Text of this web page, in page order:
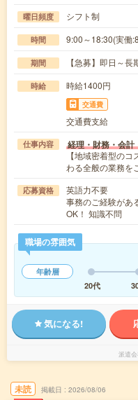
曜日頻度 シフト制
時間 9:00～18:30(実働
期間 【急募】即日～長
時給 時給1400円
交通費
交通費支給
仕事内容 経理・財務・会計
【地域密着型の
わる全般の業務を
応募資格
英語力不要
事務のご経験があ
OK！ 知識不問
職場の雰囲気
年齢層
20代
気になる!
派遣会
未読 掲載日 2026/08/06